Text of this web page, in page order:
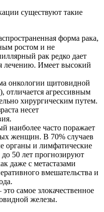
существуют такие
форма рака,
ростом и не
рак редко дает
лечению. Имеет высокий
онкологии щитовидной
отличается агрессивным
хирургическим путем.
несет
наиболее часто поражает
женщин. В 70% случаев
органы и лимфатические
50 лет прогнозируют
даже с метастазами
вмешательства и
самое злокачественное
железы.